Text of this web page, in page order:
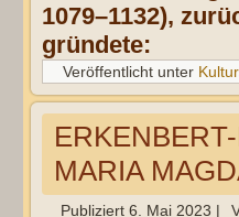
1079–1132),
gründete:
Veröffentlicht unter
MARIA
Publiziert 6. Mai 2023 |